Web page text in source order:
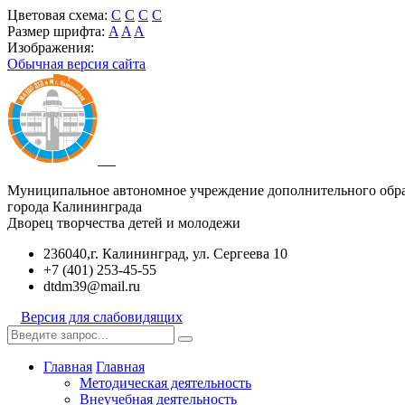
Цветовая схема: C C C C
Размер шрифта: A A A
Изображения:
Обычная версия сайта
Муниципальное автономное учреждение дополнительного
города Калининграда
Дворец творчества детей и молодежи
236040,г. Калининград, ул. Сергеева 10
+7 (401) 253-45-55
dtdm39@mail.ru
Версия для слабовидящих
Главная Главная
Методическая деятельность
Внеучебная деятельность